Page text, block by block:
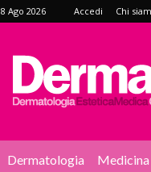
8 Ago 2026 Accedi Chi
Dermatologia